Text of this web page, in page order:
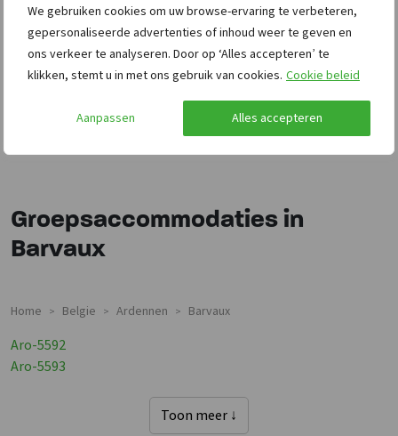
We gebruiken cookies om uw browse-ervaring te verbeteren,
gepersonaliseerde advertenties of inhoud weer te geven en
ons verkeer te analyseren. Door op ‘Alles accepteren’ te
klikken, stemt u in met ons gebruik van cookies. Cookie beleid
Aanpassen Alles accepteren
Groepsaccommodaties in
Barvaux
Home > Belgie > Ardennen > Barvaux
Groepsaccommodaties In
Aro-5592
Groepsaccommodaties In
Aro-5593
Toon meer ↓